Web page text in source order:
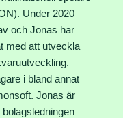
Under 2020
och Jonas har
med att utveckla
i bland annat
Jonas är